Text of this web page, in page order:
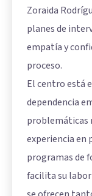
Zoraida
planes de
empatía y
proceso.
El centro está
dependencia
problemáticas
experiencia en
programas de
facilita su